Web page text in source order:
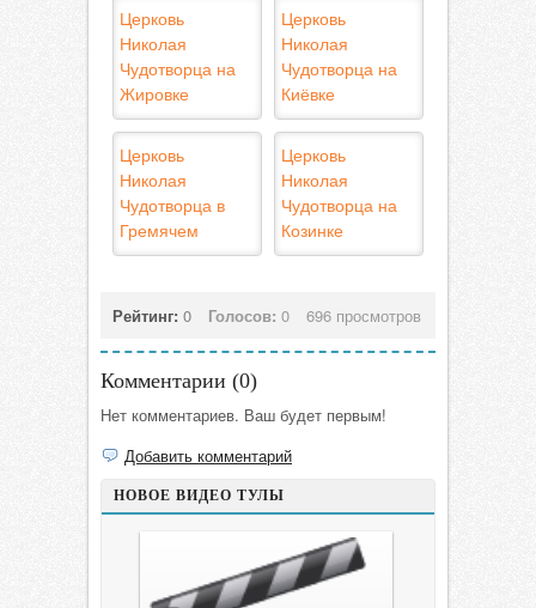
Церковь
Николая
Чудотворца на
Жировке
Церковь
Николая
Чудотворца на
Киёвке
Церковь
Николая
Чудотворца в
Гремячем
Церковь
Николая
Чудотворца на
Козинке
Рейтинг: 0 Голосов: 0 696 просмотров
Комментарии (0)
Нет комментариев. Ваш будет первым!
Добавить комментарий
НОВОЕ ВИДЕО ТУЛЫ